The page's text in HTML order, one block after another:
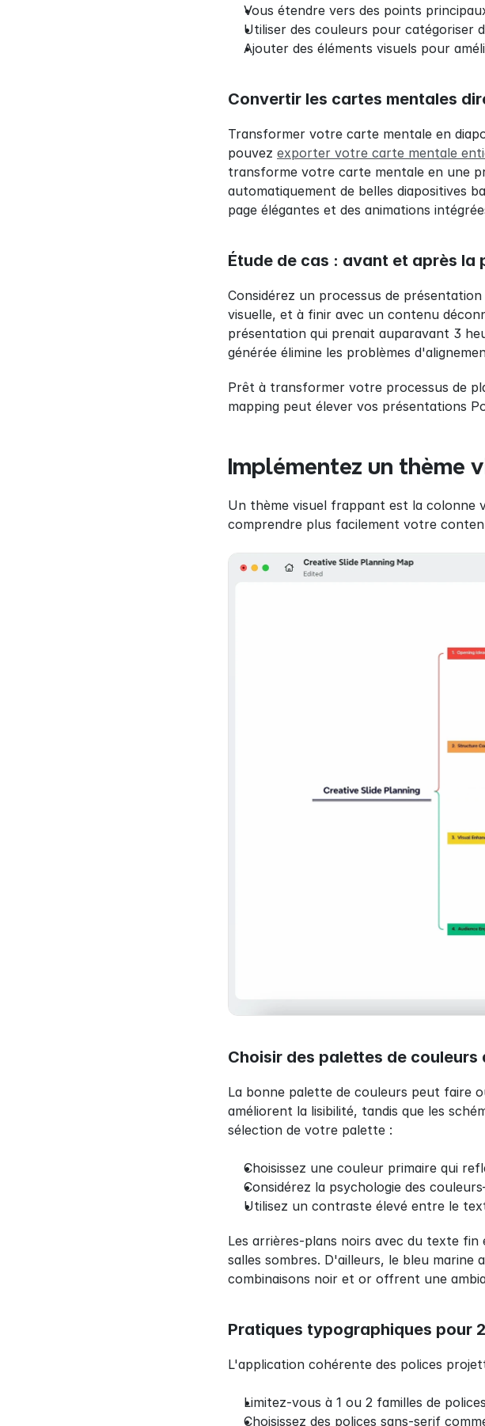
Vous étendre vers des points
Utiliser des couleurs pour catégoriser
Ajouter des éléments visuels pour
Convertir les cartes mentales
Transformer votre carte mentale en
pouvez exporter votre carte mentale
transforme votre carte mentale en une
automatiquement de belles diapositives
page élégantes et des animations
Étude de cas : avant et après
Considérez un processus de
visuelle, et à finir avec un contenu
présentation qui prenait auparavant 3
générée élimine les problèmes
Prêt à transformer votre processus de
mapping peut élever vos présentations
Implémentez un thème
Un thème visuel frappant est la colonne
comprendre plus facilement votre
Choisir des palettes de couleurs
La bonne palette de couleurs peut faire
améliorent la lisibilité, tandis que les
sélection de votre palette :
Choisissez une couleur primaire qui
Considérez la psychologie des
Utilisez un contraste élevé entre le
Les arrières-plans noirs avec du texte
salles sombres. D'ailleurs, le bleu marine
combinaisons noir et or offrent une
Pratiques typographiques pour
L'application cohérente des polices
Limitez-vous à 1 ou 2 familles de
Choisissez des polices sans-serif